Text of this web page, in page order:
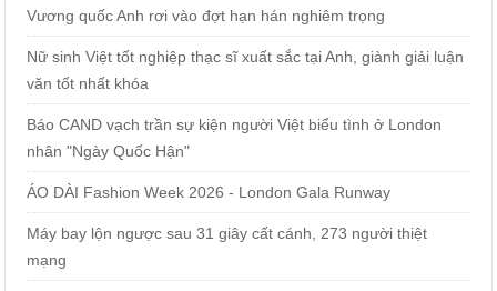
Vương quốc Anh rơi vào đợt hạn hán nghiêm trọng
Nữ sinh Việt tốt nghiệp thạc sĩ xuất sắc tại Anh, giành giải luận
văn tốt nhất khóa
Báo CAND vạch trần sự kiện người Việt biểu tình ở London
nhân "Ngày Quốc Hận"
ÁO DÀI Fashion Week 2026 - London Gala Runway
Máy bay lộn ngược sau 31 giây cất cánh, 273 người thiệt
mạng